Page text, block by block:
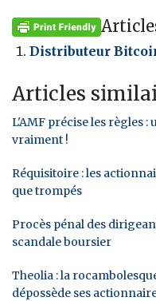
Distributeur
Articles
L'AMF précise les règles
vraiment !
Réquisitoire : les
que trompés
Procès pénal des
scandale boursier
Theolia : la
dépossède ses